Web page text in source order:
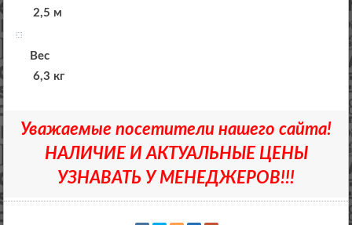
2,5 м
Вес
6,3 кг
Уважаемые посетители нашего сайта!
НАЛИЧИЕ И АКТУАЛЬНЫЕ ЦЕНЫ
УЗНАВАТЬ У МЕНЕДЖЕРОВ!!!